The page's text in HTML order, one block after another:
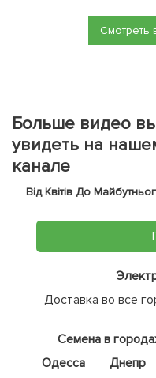
Смотреть
Больше видео
увидеть на
канале
Від Квітів До
Доставка во все
Семена в
Одесса
Днепр